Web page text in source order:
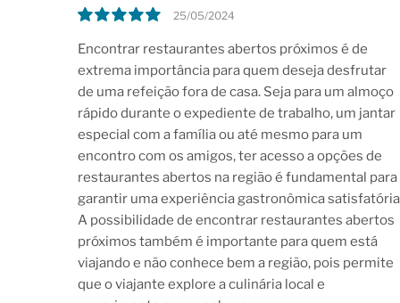
10.0
25/05/2024
Encontrar restaurantes abertos próximos é de
extrema importância para quem deseja desfrutar
de uma refeição fora de casa. Seja para um almoço
rápido durante o expediente de trabalho, um jantar
especial com a família ou até mesmo para um
encontro com os amigos, ter acesso a opções de
restaurantes abertos na região é fundamental para
garantir uma experiência gastronômica
A possibilidade de encontrar restaurantes abertos
próximos também é importante para quem está
viajando e não conhece bem a região, pois permite
que o viajante explore a culinária local e